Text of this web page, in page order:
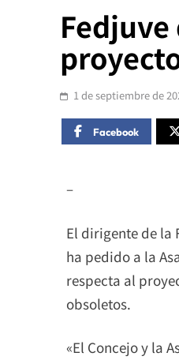
1 de septiembre de
Facebook
–
El dirigente de la
ha pedido a la
respecta al
obsoletos.
«El Concejo y la